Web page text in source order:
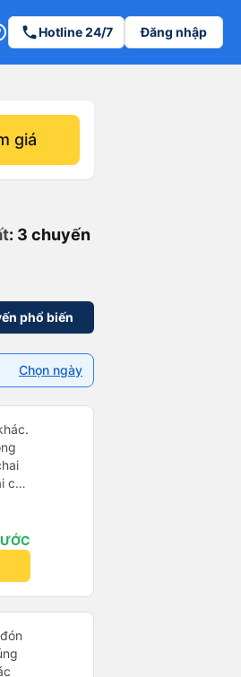
phoneHotline 24/7 Đăng nhập
giá
: 3 chuyến
phổ biến
Chọn ngày
chỗ
lái